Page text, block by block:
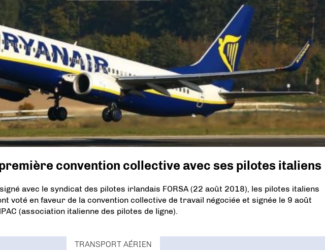
convention collective avec ses pilotes italiens
avec le syndicat des pilotes irlandais FORSA (22 août 2018), les pilotes italiens
voté en faveur de la convention collective de travail négociée et signée le 9 août
(association italienne des pilotes de ligne).
TRANSPORT AÉRIEN